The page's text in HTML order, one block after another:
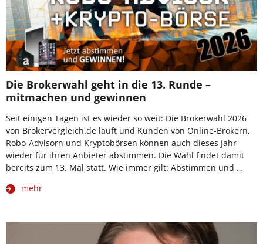
Die Brokerwahl geht in die 13. Runde –
mitmachen und gewinnen
Seit einigen Tagen ist es wieder so weit: Die Brokerwahl 2026
von Brokervergleich.de läuft und Kunden von Online-Brokern,
Robo-Advisorn und Kryptobörsen können auch dieses Jahr
wieder für ihren Anbieter abstimmen. Die Wahl findet damit
bereits zum 13. Mal statt. Wie immer gilt: Abstimmen und …
mehr